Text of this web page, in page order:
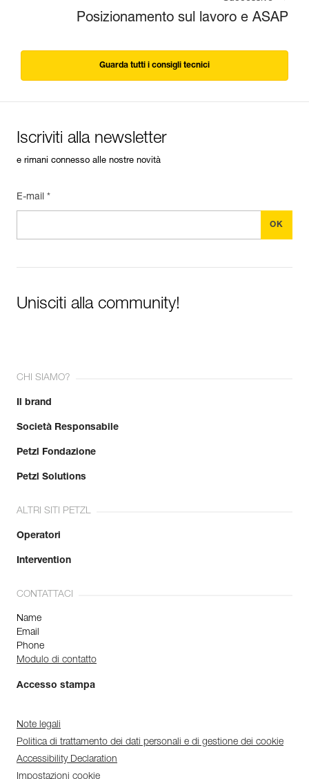
Posizionamento sul lavoro e ASAP
Guarda tutti i consigli tecnici
Iscriviti alla newsletter
e rimani connesso alle nostre novità
E-mail *
Unisciti alla community!
CHI SIAMO?
Il brand
Società Responsabile
Petzl Fondazione
Petzl Solutions
ALTRI SITI PETZL
Operatori
Intervention
CONTATTACI
Name
Email
Phone
Modulo di contatto
Accesso stampa
Note legali
Politica di trattamento dei dati personali e di gestione dei cookie
Accessibility Declaration